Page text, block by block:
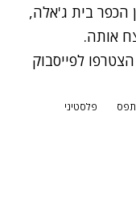
הכפר בית ג'אלה,
אותה.
לפייסבוק
פלסטיני